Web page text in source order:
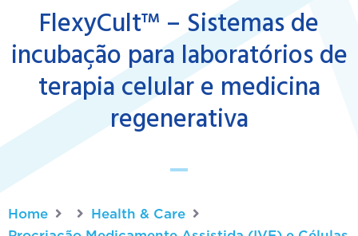
FlexyCult™ – Sistemas de
incubação para laboratórios de
terapia celular e medicina
regenerativa
Home
Health & Care